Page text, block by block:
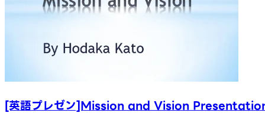
[英語プレゼン]Mission and Vision